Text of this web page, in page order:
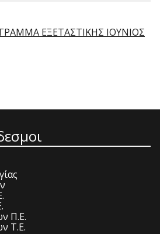
ΕΞΕΤΑΣΤΙΚΗΣ ΙΟΥΝΙΟΣ
Π.Ε.
Τ.Ε.